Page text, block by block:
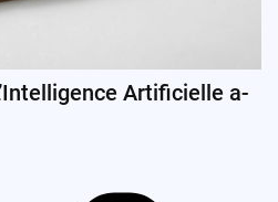
Artificielle a-